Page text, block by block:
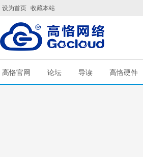
设为首页 收藏本站
高恪官网 论坛 导读 高恪硬件